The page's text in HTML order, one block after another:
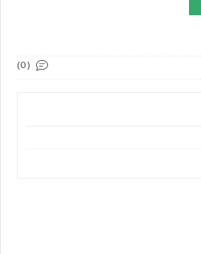
(0)